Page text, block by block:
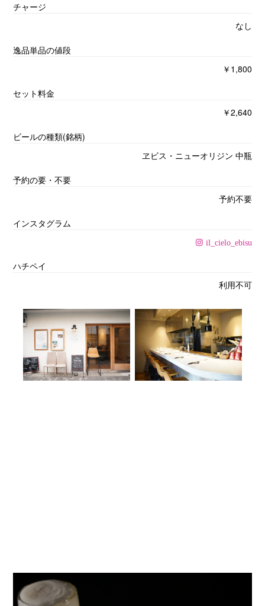
チャージ
なし
逸品単品の値段
￥1,800
セット料金
￥2,640
ビールの種類(銘柄)
ヱビス・ニューオリジン 中瓶
予約の要・不要
予約不要
インスタグラム
il_cielo_ebisu
ハチペイ
利用不可